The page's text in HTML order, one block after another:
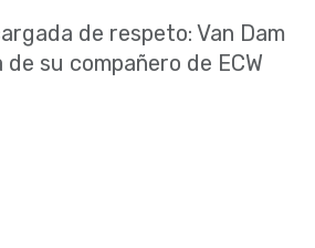
de respeto: Van Dam
su compañero de ECW